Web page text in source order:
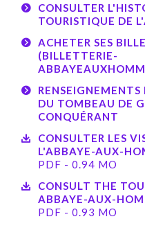
CONSULTER
TOURISTIQUE DE
ACHETER SES
(BILLETTERIE-
DU TOMBEAU DE
CONQUÉRANT
CONSULTER LES
L'ABBAYE-AUX-
PDF - 0.94 MO
CONSULT THE
ABBAYE-AUX-
PDF - 0.93 MO